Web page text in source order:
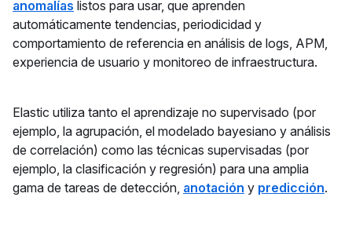
anomalías listos para usar, que aprenden
automáticamente tendencias, periodicidad y
comportamiento de referencia en análisis de logs, APM,
experiencia de usuario y monitoreo de infraestructura.
Elastic utiliza tanto el aprendizaje no supervisado (por
ejemplo, la agrupación, el modelado bayesiano y análisis
de correlación) como las técnicas supervisadas (por
ejemplo, la clasificación y regresión) para una amplia
gama de tareas de detección, anotación y predicción.